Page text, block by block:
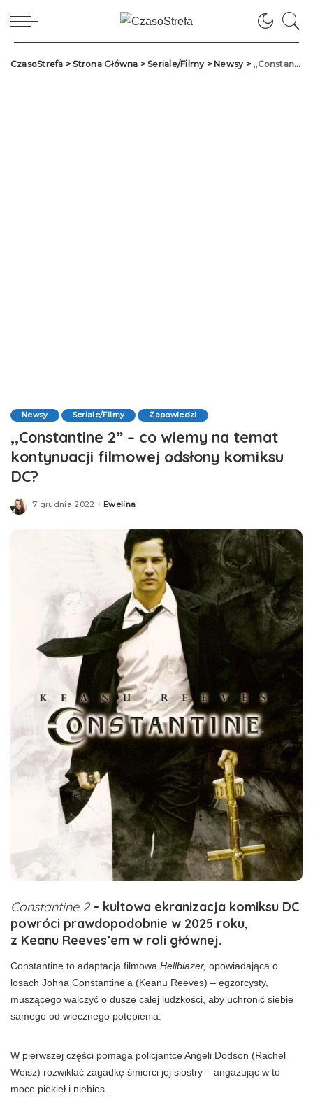
CzasoStrefa >Strona Główna >Seriale/Filmy> Newsy> ,,Constantine 2” – co wiemy na temat kontynuacji filmowej odsłony komiksu DC?
Newsy Seriale/Filmy Zapowiedzi
,,Constantine 2” – co wiemy na temat
kontynuacji filmowej odsłony komiksu
DC?
7 grudnia 2022Posted
Ewelina
Constantine 2– kultowa ekranizacja komiksu DC
powróci prawdopodobnie w 2025 roku,
z Keanu Reeves’em w roli głównej.
Constantine to adaptacja filmowa Hellblazer, opowiadająca o
losach Johna Constantine’a (Keanu Reeves) – egzorcysty,
muszącego walczyć o dusze całej ludzkości, aby uchronić siebie
samego od wiecznego potępienia.
W pierwszej części pomaga policjantce Angeli Dodson (Rachel
Weisz) rozwikłać zagadkę śmierci jej siostry – angażując w to
moce piekieł i niebios.